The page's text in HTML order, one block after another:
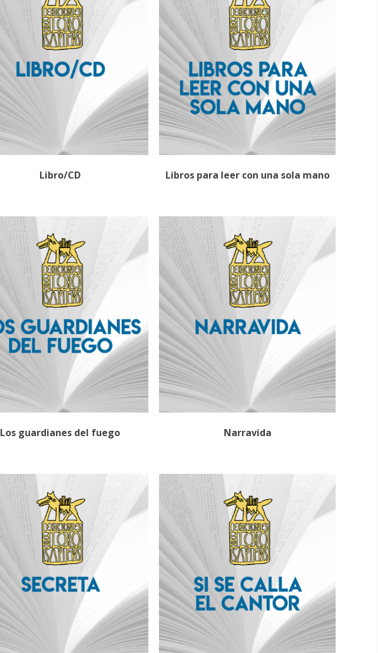
Libro/CD Libros para leer con una sola mano
Los guardianes del fuego Narravida